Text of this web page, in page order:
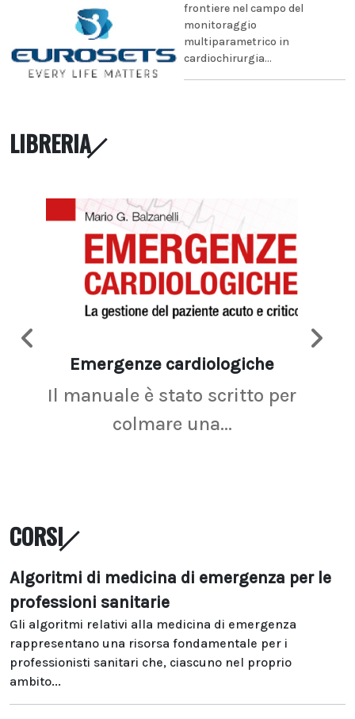
frontiere nel campo del
monitoraggio
multiparametrico in
cardiochirurgia...
LIBRERIA
Emergenze cardiologiche
Il manuale è stato scritto per
colmare una...
CORSI
Algoritmi di medicina di emergenza per le
professioni sanitarie
Gli algoritmi relativi alla medicina di emergenza
rappresentano una risorsa fondamentale per i
professionisti sanitari che, ciascuno nel proprio
ambito...